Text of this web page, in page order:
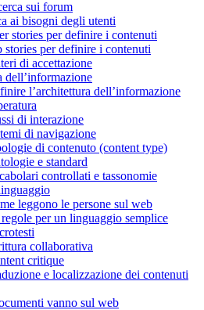
sui forum
ai bisogni degli utenti
stories per definire i contenuti
stories per definire i contenuti
di accettazione
dell’informazione
l’architettura dell’informazione
di interazione
di navigazione
di contenuto (content type)
e standard
controllati e tassonomie
leggono le persone sul web
per un linguaggio semplice
collaborativa
critique
e localizzazione dei contenuti
vanno sul web